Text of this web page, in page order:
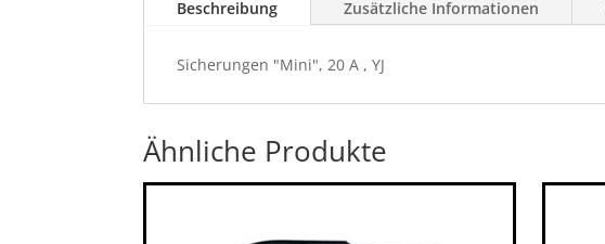
Beschreibung Zusätzliche Informationen
Sicherungen "Mini", 20 A , YJ
Ähnliche Produkte